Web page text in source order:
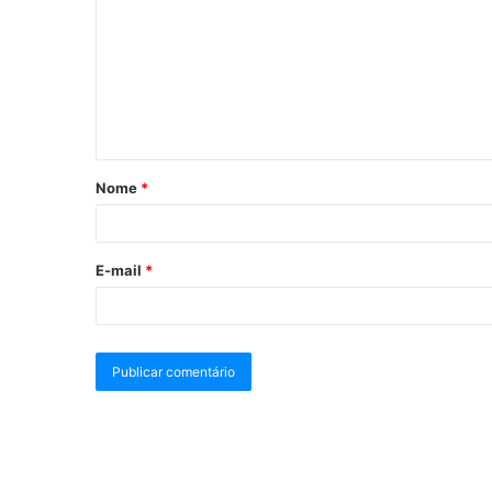
Nome *
E-mail *